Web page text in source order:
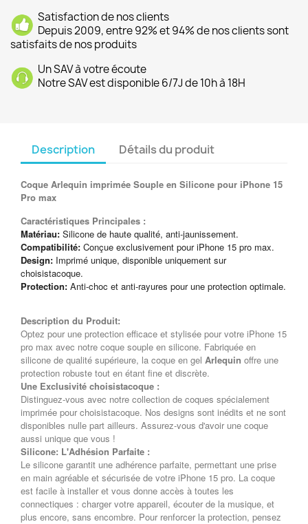
Satisfaction de nos clients
Depuis 2009, entre 92% et 94% de nos clients sont
satisfaits de nos produits
Un SAV à votre écoute
Notre SAV est disponible 6/7J de 10h à 18H
Description Détails du produit
Coque Arlequin imprimée Souple en Silicone pour iPhone 15
Pro max
Caractéristiques Principales :
Matériau: Silicone de haute qualité, anti-jaunissement.
Compatibilité: Conçue exclusivement pour iPhone 15 pro max.
Design: Imprimé unique, disponible uniquement sur
choisistacoque.
Protection: Anti-choc et anti-rayures pour une protection optimale.
Description du Produit:
Optez pour une protection efficace et stylisée pour votre iPhone 15
pro max avec notre coque souple en silicone. Fabriquée en
silicone de qualité supérieure, la coque en gel Arlequin offre une
protection robuste tout en étant fine et discrète.
Une Exclusivité choisistacoque :
Distinguez-vous avec notre collection de coques spécialement
imprimée pour choisistacoque. Nos designs sont inédits et ne sont
disponibles nulle part ailleurs. Assurez-vous d'avoir une coque
aussi unique que vous !
Silicone: L'Adhésion Parfaite :
Le silicone garantit une adhérence parfaite, permettant une prise
en main agréable et sécurisée de votre iPhone 15 pro. La coque
est facile à installer et vous donne accès à toutes les
connectiques : charger votre appareil, écouter de la musique, et
plus encore, sans encombre. Pour renforcer la protection, pensez